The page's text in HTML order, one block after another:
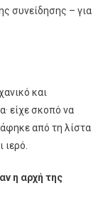
συνείδησης – για
και
είχε σκοπό να
από τη λίστα
η αρχή της